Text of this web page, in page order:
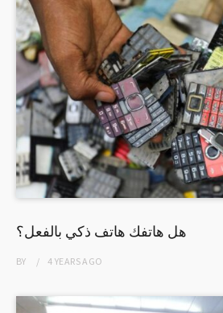
هل هاتفك هاتف ذكي بالفعل؟
BY 4 YEARSAGO